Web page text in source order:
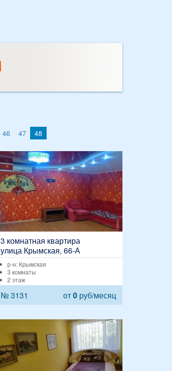
46 47 48
3 комнатная квартира
улица Крымская, 66-А
р-н: Крымская
3 комнаты
2 этаж
№ 3131 от0руб/месяц